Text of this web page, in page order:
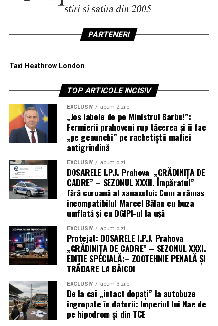
PARTENERI
Taxi Heathrow London
TOP ARTICOLE INCISIV
EXCLUSIV acum 2 zile
„Jos labele de pe Ministrul Barbu!”:
Fermierii prahoveni rup tăcerea și îi fac
„pe genunchi” pe rachetiștii mafiei
antigrindină
EXCLUSIV acum o zi
DOSARELE I.P.J. Prahova „GRĂDINIȚA DE
CADRE” – SEZONUL XXXII. Împăratul”
fără coroană al xanaxului: Cum a rămas
incompatibilul Marcel Bălan cu buza
umflată și cu DGIPI-ul la ușă
EXCLUSIV acum o zi
Protejat: DOSARELE I.P.J. Prahova
„GRĂDINIȚA DE CADRE” – SEZONUL XXXI.
EDIȚIE SPECIALĂ:– ZOOTEHNIE PENALĂ ȘI
TRĂDARE LA BĂICOI
EXCLUSIV acum 3 zile
De la cai „intact dopați” la autobuze
îngropate în datorii: Imperiul lui Nae de
pe hipodrom și din TCE